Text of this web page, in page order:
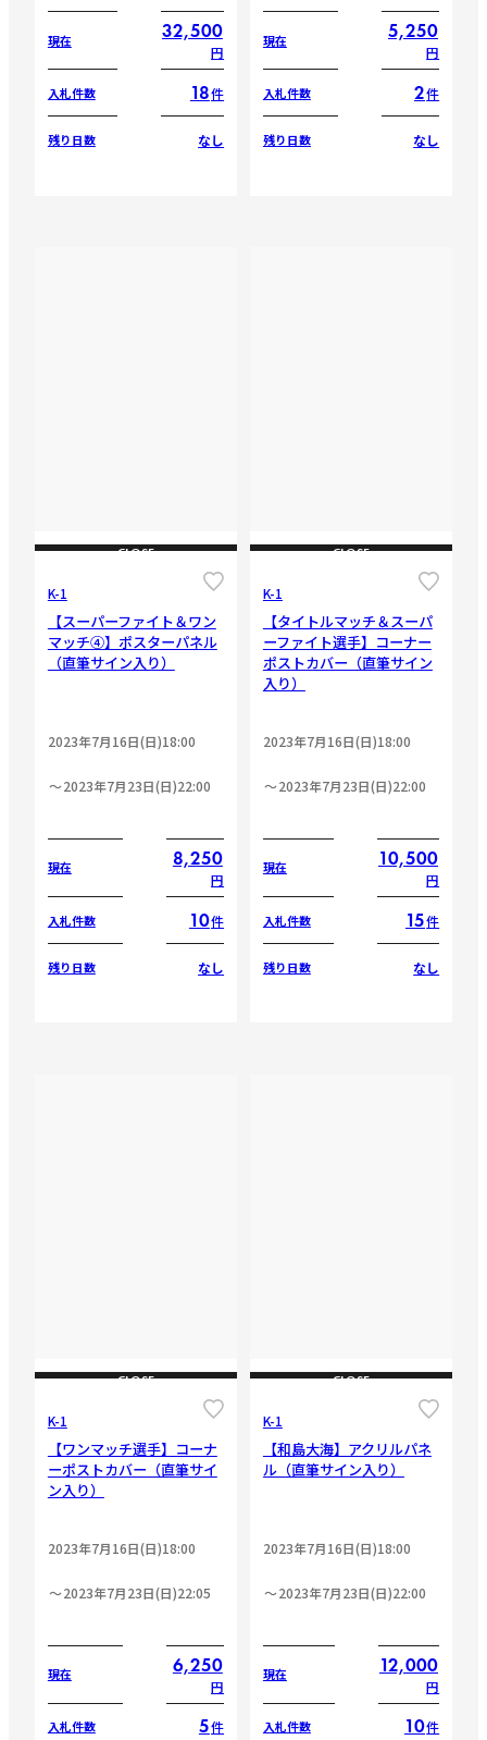
現在 32,500
円
入札件数 18件
残り日数 なし
現在 5,250
円
入札件数 2件
残り日数 なし
CLOSE
K-1
【スーパーファイト＆ワン
マッチ④】ポスターパネル
（直筆サイン入り）
2023年7月16日(日)18:00
2023年7月23日(日)22:00
現在 8,250
円
入札件数 10件
残り日数 なし
CLOSE
K-1
【タイトルマッチ＆スーパ
ーファイト選手】コーナー
ポストカバー（直筆サイン
入り）
2023年7月16日(日)18:00
2023年7月23日(日)22:00
現在 10,500
円
入札件数 15件
残り日数 なし
CLOSE
K-1
【ワンマッチ選手】コーナ
ーポストカバー（直筆サイ
ン入り）
2023年7月16日(日)18:00
2023年7月23日(日)22:05
現在 6,250
円
入札件数 5件
CLOSE
K-1
【和島大海】アクリルパネ
ル（直筆サイン入り）
2023年7月16日(日)18:00
2023年7月23日(日)22:00
現在 12,000
円
入札件数 10件